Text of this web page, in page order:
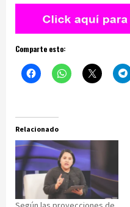
Comparte esto:
Relacionado